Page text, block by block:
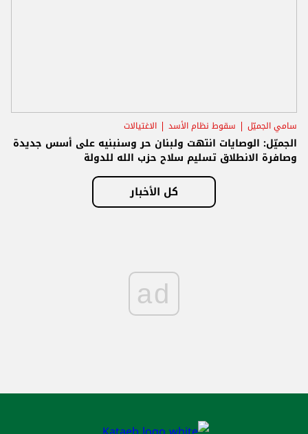
سامي الجميّل سقوط نظام الأسد الاغتيالات
الجميّل: الوصايات انتهت ولبنان حر وسنبنيه على أسس جديدة
وصافرة الانطلاق تسليم سلاح حزب الله للدولة
كل الأخبار
ad